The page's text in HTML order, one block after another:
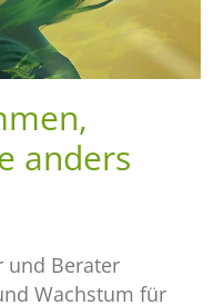
anders
und Berater
Wachstum für